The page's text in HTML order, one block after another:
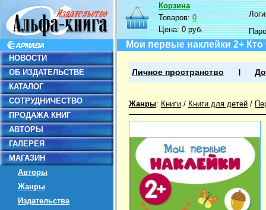
НОВОСТИ
ОБ ИЗДАТЕЛЬСТВЕ
КАТАЛОГ
СОТРУДНИЧЕСТВО
ПРОДАЖА КНИГ
АВТОРЫ
ГАЛЕРЕЯ
МАГАЗИН
Авторы
Жанры
Издательства
Корзина
Товаров:0
Цена:0 руб.
Мои первые наклейки 2+ Кто
Личное пространство
Жанры: Книги / Книги для детей /